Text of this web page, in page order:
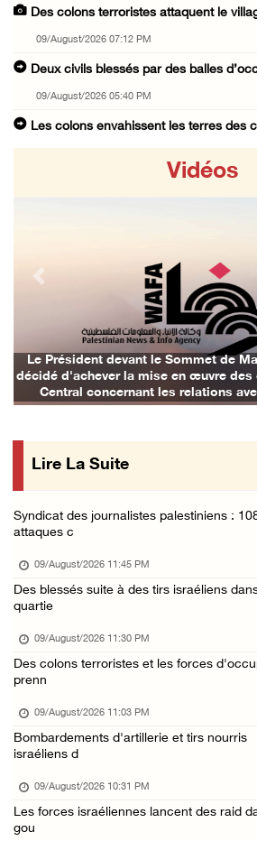
Des colons terroristes attaquent le
09/August/2026 07:12 PM
Deux civils blessés par des balles
09/August/2026 05:40 PM
Les colons envahissent les terres des
09/August/2026 02:36 PM
Les autorités d’occupation
09/August/2026 02:08 PM
Les colons déracinent des dizaines
09/August/2026 01:45 PM
Des cultures endommagées après le
Gaza : le bilan de la guerre atteint
Le Président Abbas rend hommage à
09/August/2026 10:54 AM
Les forces israéliennes s’emparent
09/August/2026 10:44 AM
Malgré le cessez-le-feu, Gaza toujours
Des soldats israéliens ouvrent le feu
Vidéos
Le Président devant le Sommet de
décidé d'achever la mise en œuvre des
Central concernant les relations
Previous
Lire La Suite
Syndicat des journalistes palestiniens :
attaques c
09/August/2026 11:45 PM
Des blessés suite à des tirs israéliens
quartie
09/August/2026 11:30 PM
Des colons terroristes et les forces
prenn
09/August/2026 11:03 PM
Bombardements d'artillerie et tirs nourris
israéliens d
09/August/2026 10:31 PM
Les forces israéliennes lancent des raid
gou